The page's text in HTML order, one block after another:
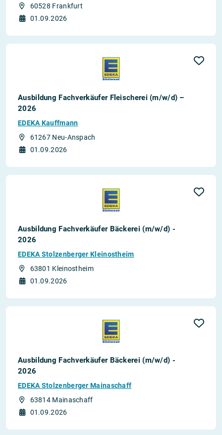
60528 Frankfurt
01.09.2026
Ausbildung Fachverkäufer Fleischerei (m/w/d) –
2026
EDEKA Kauffmann
61267 Neu-Anspach
01.09.2026
Ausbildung Fachverkäufer Bäckerei (m/w/d) -
2026
EDEKA Stolzenberger Kleinostheim
63801 Kleinostheim
01.09.2026
Ausbildung Fachverkäufer Bäckerei (m/w/d) -
2026
EDEKA Stolzenberger Mainaschaff
63814 Mainaschaff
01.09.2026